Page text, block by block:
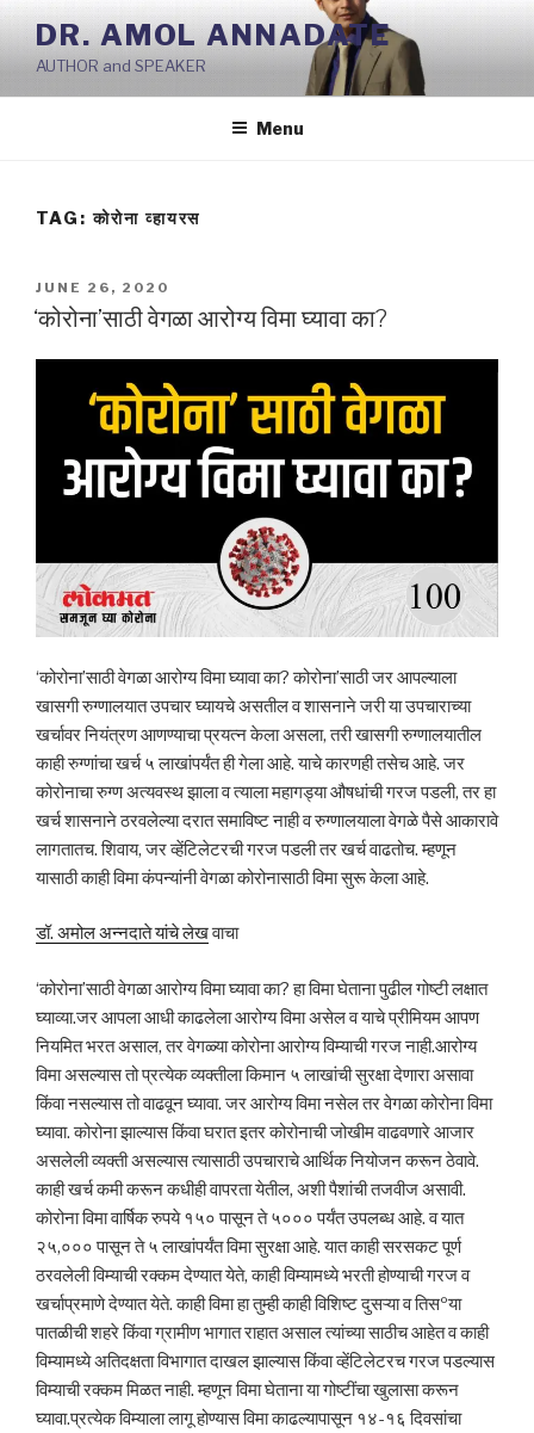
Skip
content
DR. AMOL ANNADATE
AUTHOR and SPEAKER
Menu
TAG:कोरोना व्हायरस
POSTED
ON
JUNE 26, 2020
‘कोरोना’साठी वेगळा आरोग्य विमा घ्यावा का?
‘कोरोना’साठी वेगळा आरोग्य विमा घ्यावा का? कोरोना’साठी जर आपल्याला
खासगी रुग्णालयात उपचार घ्यायचे असतील व शासनाने जरी या उपचाराच्या
खर्चावर नियंत्रण आणण्याचा प्रयत्न केला असला, तरी खासगी रुग्णालयातील
काही रुग्णांचा खर्च ५ लाखांपर्यंत ही गेला आहे. याचे कारणही तसेच आहे. जर
कोरोनाचा रुग्ण अत्यवस्थ झाला व त्याला महागड्या औषधांची गरज पडली, तर हा
खर्च शासनाने ठरवलेल्या दरात समाविष्ट नाही व रुग्णालयाला वेगळे पैसे आकारावे
लागतातच. शिवाय, जर व्हेंटिलेटरची गरज पडली तर खर्च वाढतोच. म्हणून
यासाठी काही विमा कंपन्यांनी वेगळा कोरोनासाठी विमा सुरू केला आहे.
डॉ. अमोल अन्नदाते यांचे लेखवाचा
‘कोरोना’साठी वेगळा आरोग्य विमा घ्यावा का? हा विमा घेताना पुढील गोष्टी लक्षात
घ्याव्या.जर आपला आधी काढलेला आरोग्य विमा असेल व याचे प्रीमियम आपण
नियमित भरत असाल, तर वेगळ्या कोरोना आरोग्य विम्याची गरज नाही.आरोग्य
विमा असल्यास तो प्रत्येक व्यक्तीला किमान ५ लाखांची सुरक्षा देणारा असावा
किंवा नसल्यास तो वाढवून घ्यावा. जर आरोग्य विमा नसेल तर वेगळा कोरोना विमा
घ्यावा. कोरोना झाल्यास किंवा घरात इतर कोरोनाची जोखीम वाढवणारे आजार
असलेली व्यक्ती असल्यास त्यासाठी उपचाराचे आर्थिक नियोजन करून ठेवावे.
काही खर्च कमी करून कधीही वापरता येतील, अशी पैशांची तजवीज असावी.
कोरोना विमा वार्षिक रुपये १५० पासून ते ५००० पर्यंत उपलब्ध आहे. व यात
२५,००० पासून ते ५ लाखांपर्यंत विमा सुरक्षा आहे. यात काही सरसकट पूर्ण
ठरवलेली विम्याची रक्कम देण्यात येते, काही विम्यामध्ये भरती होण्याची गरज व
खर्चाप्रमाणे देण्यात येते. काही विमा हा तुम्ही काही विशिष्ट दुसऱ्या व तिसºया
पातळीची शहरे किंवा ग्रामीण भागात राहात असाल त्यांच्या साठीच आहेत व काही
विम्यामध्ये अतिदक्षता विभागात दाखल झाल्यास किंवा व्हेंटिलेटरच गरज पडल्यास
विम्याची रक्कम मिळत नाही. म्हणून विमा घेताना या गोष्टींचा खुलासा करून
घ्यावा.प्रत्येक विम्याला लागू होण्यास विमा काढल्यापासून १४-१६ दिवसांचा